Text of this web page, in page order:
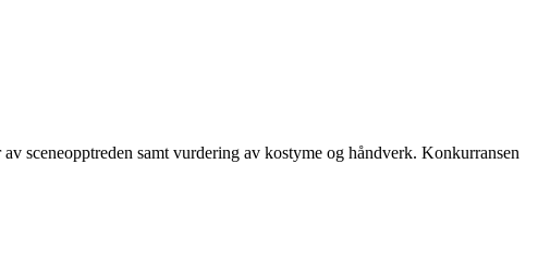
sceneopptreden samt vurdering av kostyme og håndverk. Konkurransen